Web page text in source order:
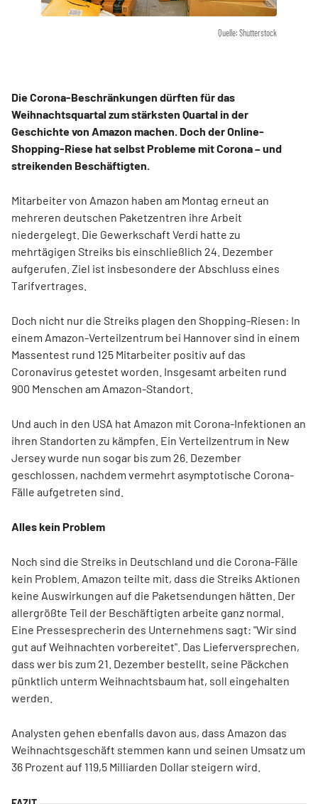
Quelle: Shutterstock
Die Corona-Beschränkungen dürften für das
Weihnachtsquartal zum stärksten Quartal in der
Geschichte von Amazon machen. Doch der Online-
Shopping-Riese hat selbst Probleme mit Corona – und
streikenden Beschäftigten.
Mitarbeiter von Amazon haben am Montag erneut an
mehreren deutschen Paketzentren ihre Arbeit
niedergelegt. Die Gewerkschaft Verdi hatte zu
mehrtägigen Streiks bis einschließlich 24. Dezember
aufgerufen. Ziel ist insbesondere der Abschluss eines
Tarifvertrages.
Doch nicht nur die Streiks plagen den Shopping-Riesen: In
einem Amazon-Verteilzentrum bei Hannover sind in einem
Massentest rund 125 Mitarbeiter positiv auf das
Coronavirus getestet worden. Insgesamt arbeiten rund
900 Menschen am Amazon-Standort.
Und auch in den USA hat Amazon mit Corona-Infektionen an
ihren Standorten zu kämpfen. Ein Verteilzentrum in New
Jersey wurde nun sogar bis zum 26. Dezember
geschlossen, nachdem vermehrt asymptotische Corona-
Fälle aufgetreten sind.
Alles kein Problem
Noch sind die Streiks in Deutschland und die Corona-Fälle
kein Problem. Amazon teilte mit, dass die Streiks Aktionen
keine Auswirkungen auf die Paketsendungen hätten. Der
allergrößte Teil der Beschäftigten arbeite ganz normal.
Eine Pressesprecherin des Unternehmens sagt: "Wir sind
gut auf Weihnachten vorbereitet". Das Lieferversprechen,
dass wer bis zum 21. Dezember bestellt, seine Päckchen
pünktlich unterm Weihnachtsbaum hat, soll eingehalten
werden.
Analysten gehen ebenfalls davon aus, dass Amazon das
Weihnachtsgeschäft stemmen kann und seinen Umsatz um
36 Prozent auf 119,5 Milliarden Dollar steigern wird.